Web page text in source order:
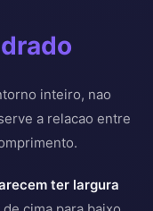
inteiro, nao
a relacao entre
ter largura